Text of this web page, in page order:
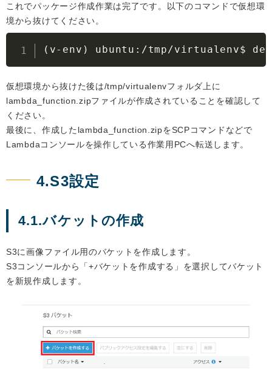
これでパッケージ作成作業は完了です。以下のコマンドで仮想環
境から抜けてください。
( v-env ) ubuntu:/tmp/virtualenv$
仮想環境から抜けた後は/tmp/virtualenvフォルダ上に
lambda_function.zipファイルが作成されていることを確認して
ください。
最後に、作成したlambda_function.zipをSCPコマンドなどで
Lambdaコンソールを操作している作業用PCへ転送します。
4.S3設定
4.1.バケットの作成
S3に画像ファイル用のバケットを作成します。
S3コンソールから「+バケットを作成する」を選択してバケット
を新規作成します。